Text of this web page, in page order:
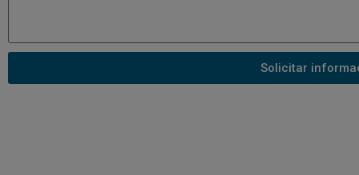
Solicitar